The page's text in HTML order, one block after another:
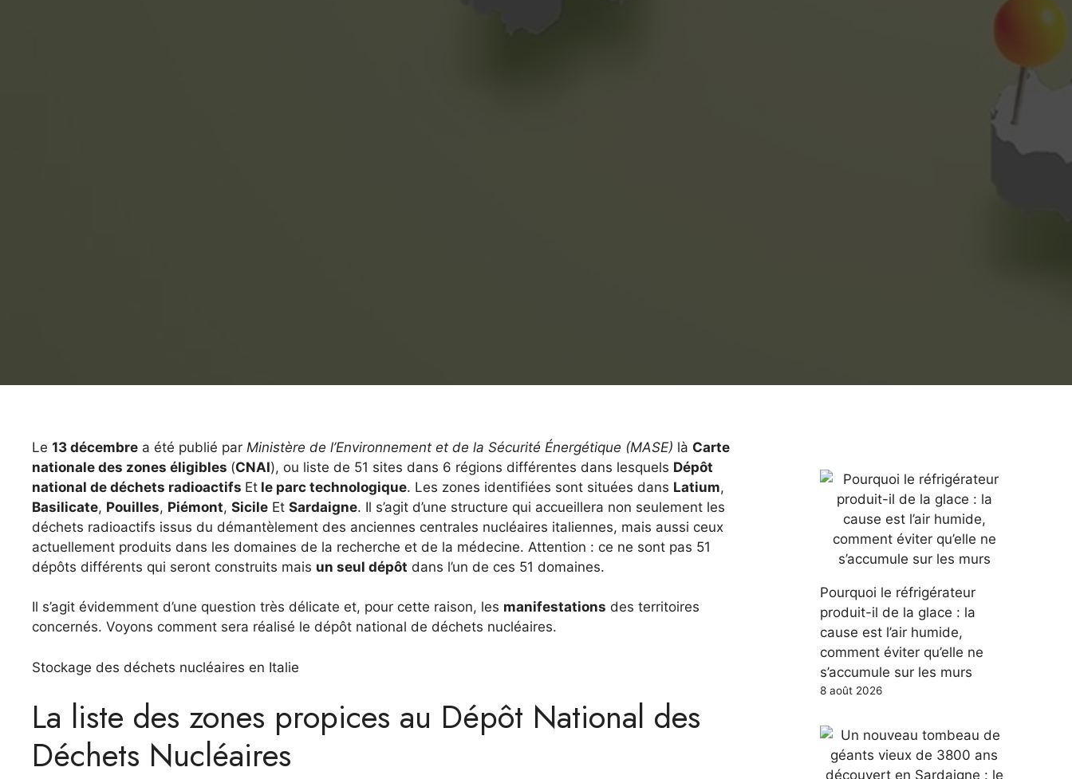
Le 13 décembre a été publié par Ministère de l’Environnement et de la Sécurité Énergétique (MASE) là Carte
nationale des zones éligibles (CNAI), ou liste de 51 sites dans 6 régions différentes dans lesquels Dépôt
national de déchets radioactifs Et le parc technologique. Les zones identifiées sont situées dans Latium,
Basilicate, Pouilles, Piémont, Sicile Et Sardaigne. Il s’agit d’une structure qui accueillera non seulement les
déchets radioactifs issus du démantèlement des anciennes centrales nucléaires italiennes, mais aussi ceux
actuellement produits dans les domaines de la recherche et de la médecine. Attention : ce ne sont pas 51
dépôts différents qui seront construits mais un seul dépôt dans l’un de ces 51 domaines.
Il s’agit évidemment d’une question très délicate et, pour cette raison, les manifestations des territoires
concernés. Voyons comment sera réalisé le dépôt national de déchets nucléaires.
Stockage des déchets nucléaires en Italie
La liste des zones propices au Dépôt National des
Déchets Nucléaires
Pourquoi le réfrigérateur
produit-il de la glace : la
cause est l’air humide,
comment éviter qu’elle ne
s’accumule sur les murs
8 août 2026